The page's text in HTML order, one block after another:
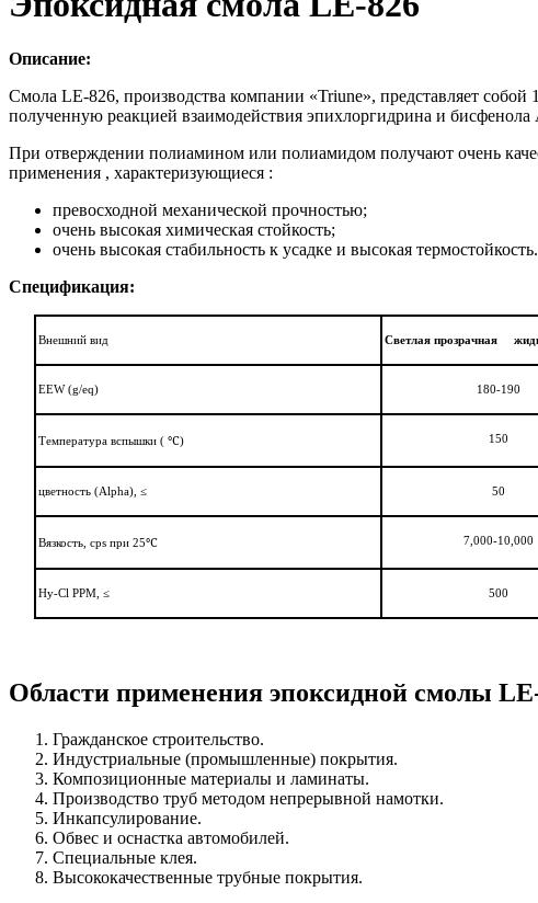
Описание:
Смола LE-826, производства компании «Triune», представляет
полученную реакцией взаимодействия эпихлоргидрина и
При отверждении полиамином или полиамидом получают очень
применения , характеризующиеся :
превосходной механической прочностью;
очень высокая химическая стойкость;
очень высокая стабильность к усадке и высокая термостойкость.
Спецификация:
Внешний вид Светлая прозрачная
EEW (g/eq) 180-190
Температура вспышки ( ℃) 150
цветность (Alpha), ≤ 50
Вязкость, cps при 25℃ 7,000-10,000
Hy-Cl PPM, ≤ 500
Области применения эпоксидной смолы
Гражданское строительство.
Индустриальные (промышленные) покрытия.
Композиционные материалы и ламинаты.
Производство труб методом непрерывной намотки.
Инкапсулирование.
Обвес и оснастка автомобилей.
Специальные клея.
Высококачественные трубные покрытия.